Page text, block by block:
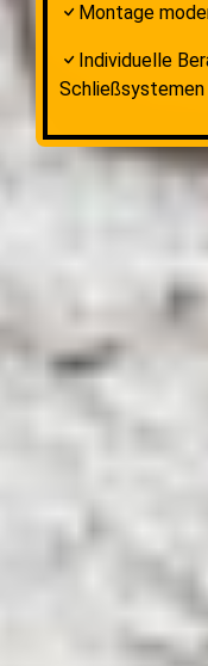
Montage
Individuelle
Schließsystemen